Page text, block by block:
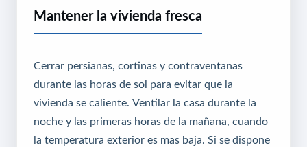
Mantener la vivienda fresca
Cerrar persianas, cortinas y contraventanas
durante las horas de sol para evitar que la
vivienda se caliente. Ventilar la casa durante la
noche y las primeras horas de la mañana, cuando
la temperatura exterior es mas baja. Si se dispone